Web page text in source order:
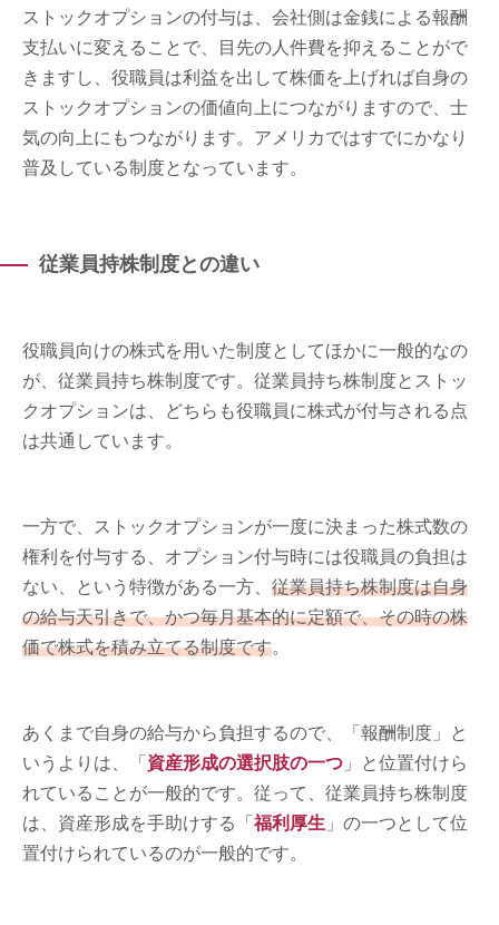
ストックオプションの付与は、会社側は金銭による報酬
支払いに変えることで、目先の人件費を抑えることがで
きますし、役職員は利益を出して株価を上げれば自身の
ストックオプションの価値向上につながりますので、士
気の向上にもつながります。アメリカではすでにかなり
普及している制度となっています。
従業員持株制度との違い
役職員向けの株式を用いた制度としてほかに一般的なの
が、従業員持ち株制度です。従業員持ち株制度とストッ
クオプションは、どちらも役職員に株式が付与される点
は共通しています。
一方で、ストックオプションが一度に決まった株式数の
権利を付与する、オプション付与時には役職員の負担は
ない、という特徴がある一方、 従業員持ち株制度は自身
の給与天引きで、かつ毎月基本的に定額で、その時の株
価で株式を積み立てる制度です。
あくまで自身の給与から負担するので、「報酬制度」と
いうよりは、「 資産形成の選択肢の一つ 」と位置付けら
れていることが一般的です。従って、従業員持ち株制度
は、資産形成を手助けする「 福利厚生 」の一つとして位
置付けられているのが一般的です。